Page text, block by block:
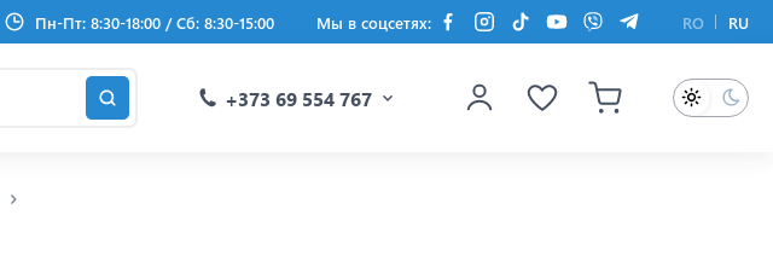
Пн-Пт: 8:30-18:00 / Сб: 8:30-15:00 Мы в соцсетях: RO RU
+373 69 554 767